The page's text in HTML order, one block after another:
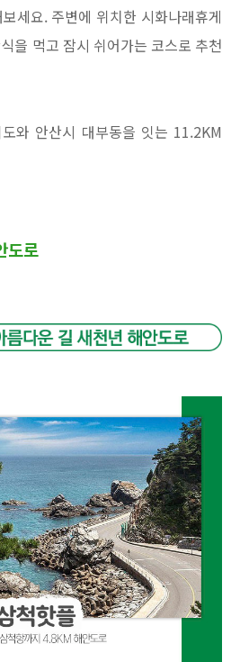
세요. 주변에 위치한 시화나래휴게
을 먹고 잠시 쉬어가는 코스로 추천
와 안산시 대부동을 잇는 11.2KM
도로